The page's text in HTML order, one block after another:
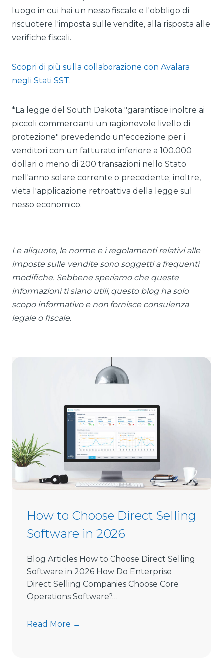
luogo in cui hai un nesso fiscale e l'obbligo di
riscuotere l'imposta sulle vendite, alla risposta alle
verifiche fiscali.
Scopri di più sulla collaborazione con Avalara
negli Stati SST.
*La legge del South Dakota "garantisce inoltre ai
piccoli commercianti un ragionevole livello di
protezione" prevedendo un'eccezione per i
venditori con un fatturato inferiore a 100.000
dollari o meno di 200 transazioni nello Stato
nell'anno solare corrente o precedente; inoltre,
vieta l'applicazione retroattiva della legge sul
nesso economico.
Le aliquote, le norme e i regolamenti relativi alle
imposte sulle vendite sono soggetti a frequenti
modifiche. Sebbene speriamo che queste
informazioni ti siano utili, questo blog ha solo
scopo informativo e non fornisce consulenza
legale o fiscale.
How to Choose Direct Selling
Software in 2026
Blog Articles How to Choose Direct Selling
Software in 2026 How Do Enterprise
Direct Selling Companies Choose Core
Operations Software?…
Read More →